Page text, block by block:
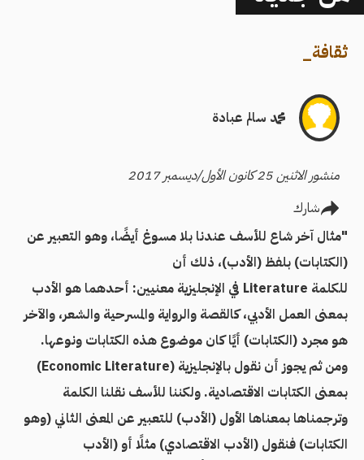
ثقافة_
محمد سالم عبادة
منشور الاثنين 25 كانون الأول/ديسمبر 2017
شارك
"مثال آخر شاع للأسف عندنا بلا مسوغ أيضًا، وهو التعبير عن
(الكتابات) بلفظ (الأدب)، ذلك أن
للكلمة Literature في الإنجليزية معنيين: أحدهما هو الأدب
بمعنى العمل الأدبي، كالقصة والرواية والمسرحية والشعر، والآخر
هو مجرد (الكتابات) أيًا كان موضوع هذه الكتابات ونوعها.
ومن ثم يجوز أن نقول بالإنجليزية (Economic Literature)
بمعنى الكتابات الاقتصادية. ولكننا للأسف نقلنا الكلمة
وترجمناها بمعناها الأول (الأدب) للتعبير عن المعنى الثاني (وهو
الكتابات) فنقول (الأدب الاقتصادي) مثلًا أو (الأدب